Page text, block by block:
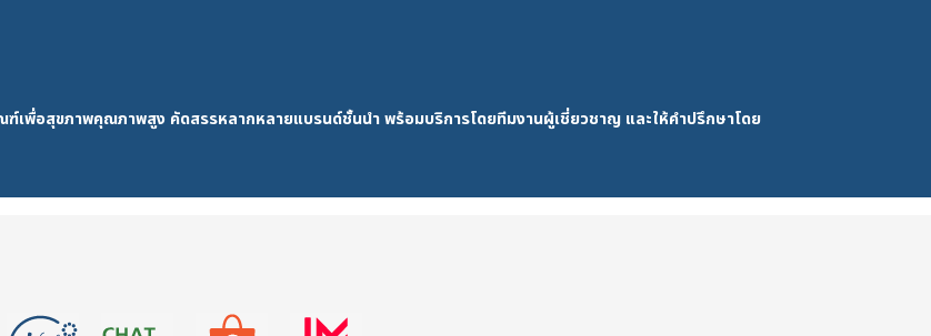
อสุขภาพคุณภาพสูง คัดสรรหลากหลายแบรนด์ชั้นนำ พร้อมบริการโดยทีมงานผู้เชี่ยวชาญ และให้คำปรึกษาโดย